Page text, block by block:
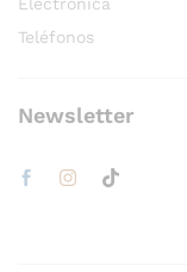
Teléfonos
Newsletter